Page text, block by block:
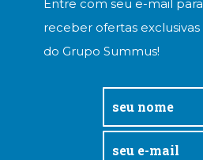
Entre com seu e-mail para
receber ofertas exclusivas
do Grupo Summus!